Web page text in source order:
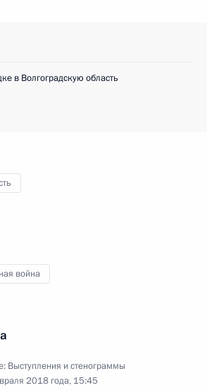
в Волгоградскую область
война
Выступления и стенограммы
2018 года, 15:45